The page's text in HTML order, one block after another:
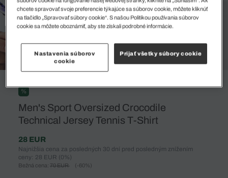
%
Men's Sport Oversized Crocodile
Technical Jersey Tennis T-Shirt
28 EUR
Najnižšia cena za posledných 30 dní pred posledným znížením
ceny: 28 EUR (0%)
Bežná cena: 70 EUR (-60%)
chcete spravovať svoje preferencie týkajúce sa súborov cookie, môžete kliknúť
na tlačidlo „Spravovať súbory cookie“. S našou Politikou používania súborov
cookie sa môžete oboznámiť, aby ste získali podrobné informácie.
Nastavenia súborov
cookie
Prijať všetky súbory cookie